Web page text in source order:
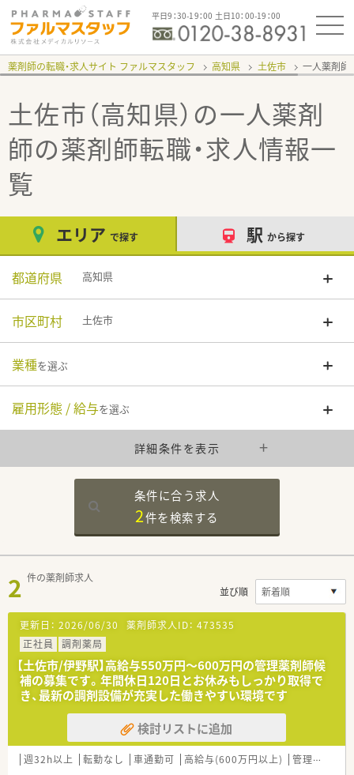
平日9：30-19：00 土日10：00-19：00
薬剤師の転職・求人サイト ファルマスタッフ 高知県 土佐市 一人薬剤師
土佐市（高知県）の一人薬剤
師の薬剤師転職・求人情報一
覧
エリア で探す 駅 から探す
都道府県 高知県
市区町村 土佐市
業種を選ぶ
雇用形態 / 給与を選ぶ
詳細条件を表示
条件に合う求人
2件を検索する
2 件の薬剤師求人
並び順
更新日： 2026/06/30 薬剤師求人ID： 473535
正社員
調剤薬局
【土佐市/伊野駅】高給与550万円〜600万円の管理薬剤師候
補の募集です。年間休日120日とお休みもしっかり取得で
き、最新の調剤設備が充実した働きやすい環境です
検討リストに追加
週32h以上 転勤なし 車通勤可 高給与(600万円以上) 管理薬剤師